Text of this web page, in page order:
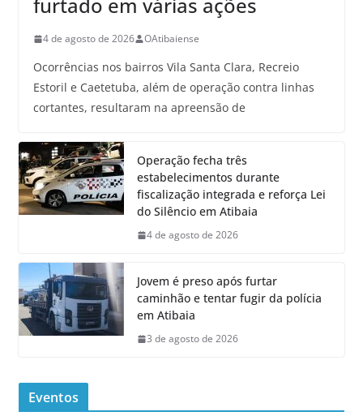
4 de agosto de 2026 OAtibaiense
Ocorrências nos bairros Vila Santa Clara, Recreio
Estoril e Caetetuba, além de operação contra linhas
cortantes, resultaram na apreensão de
Operação fecha três
estabelecimentos durante
fiscalização integrada e reforça Lei
do Silêncio em Atibaia
4 de agosto de 2026
Jovem é preso após furtar
caminhão e tentar fugir da polícia
em Atibaia
3 de agosto de 2026
Eventos